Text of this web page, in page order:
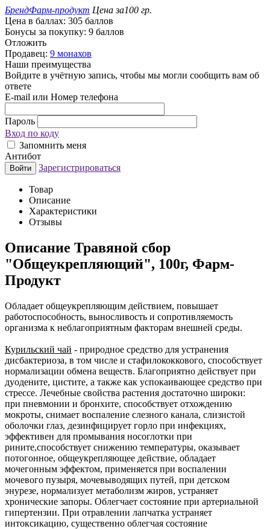
БрендФарм-продукт Цена за100 гр.
Цена в баллах: 305 баллов
Бонусы за покупку: 9 баллов
Отложить
Продавец: 9 монахов
Наши преимущества
Войдите в учётную запись, чтобы мы могли сообщить вам об
ответе
E-mail или Номер телефона
Пароль
Вход по коду
Запомнить меня
Антибот
Войти Зарегистрироваться
Товар
Описание
Характеристики
Отзывы
Описание Травяной сбор
"Общеукрепляющий", 100г, Фарм-
Продукт
Обладает общеукрепляющим действием, повышает
работоспособность, выносливость и сопротивляемость
организма к неблагоприятным факторам внешней среды.
Курильский чай - природное средство для устранения
дисбактериоза, в том числе и стафилококкового, способствует
нормализации обмена веществ. Благоприятно действует при
дуодените, цистите, а также как успокаивающее средство при
стрессе. Лечебные свойства растения достаточно широки:
при пневмонии и бронхите, способствует отхождению
мокроты, снимает воспаление слезного канала, слизистой
оболочки глаз, дезинфицирует горло при инфекциях,
эффективен для промывания носоглотки при
рините,способствует снижению температуры, оказывает
потогонное, общеукрепляющее действие, обладает
мочегонным эффектом, применяется при воспалении
мочевого пузыря, мочевыводящих путей, при детском
энурезе, нормализует метаболизм жиров, устраняет
хронические запоры. Облегчает состояние при артериальной
гипертензии. При отравлении лапчатка устраняет
интоксикацию, существенно облегчая состояние